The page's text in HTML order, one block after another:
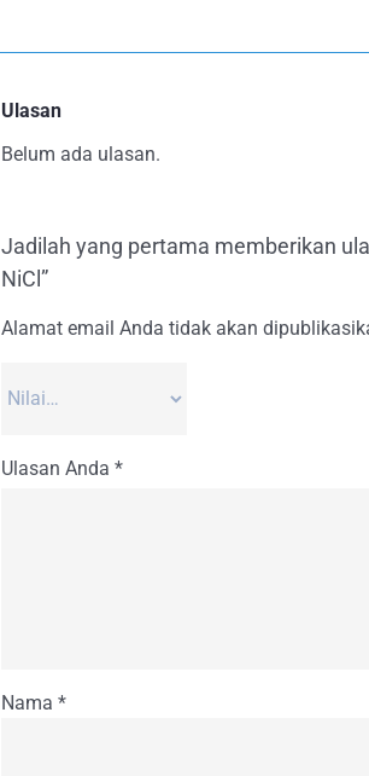
Ulasan
Belum ada ulasan.
Jadilah yang pertama memberikan
NiCl”
Alamat email Anda tidak akan
Ulasan Anda *
Nama *